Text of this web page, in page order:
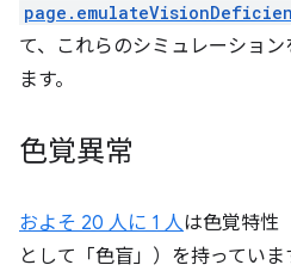
て、これらのシミュレーショ
ます。
色覚異常
およそ 20 人に 1 人は色覚特性
として「色盲」）を持っていま